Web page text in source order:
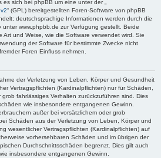
sich bei phpBB um eine unter der „
“ (GPL) bereitgestellten Foren-Software von phpBB
deutschsprachige Informationen werden durch die
unter www.phpbb.de zur Verfügung gestellt. Beide
und Weise, wie die Software verwendet wird. Sie
der Software für bestimmte Zwecke nicht
Foren Einfluss nehmen.
der Verletzung von Leben, Körper und Gesundheit
Vertragspflichten (Kardinalpflichten) nur für Schäden,
fahrlässiges Verhalten zurückzuführen sind. Dies
wie insbesondere entgangenen Gewinn.
außer bei vorsätzlichem oder grob
Schäden aus der Verletzung von Leben, Körper und
wesentlicher Vertragspflichten (Kardinalpflichten) auf
vorhersehbaren Schäden und im übrigen der
Durchschnittsschäden begrenzt. Dies gilt auch
insbesondere entgangenen Gewinn.